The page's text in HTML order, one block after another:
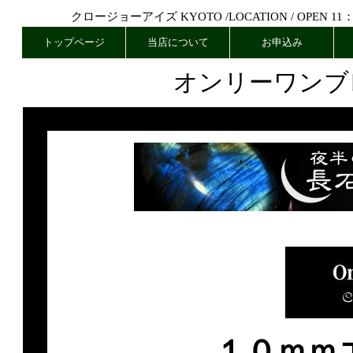
クロージョーアイズ KYOTO /LOCATION/ OPEN 11
トップページ 当店について お申込み
オンリーワン